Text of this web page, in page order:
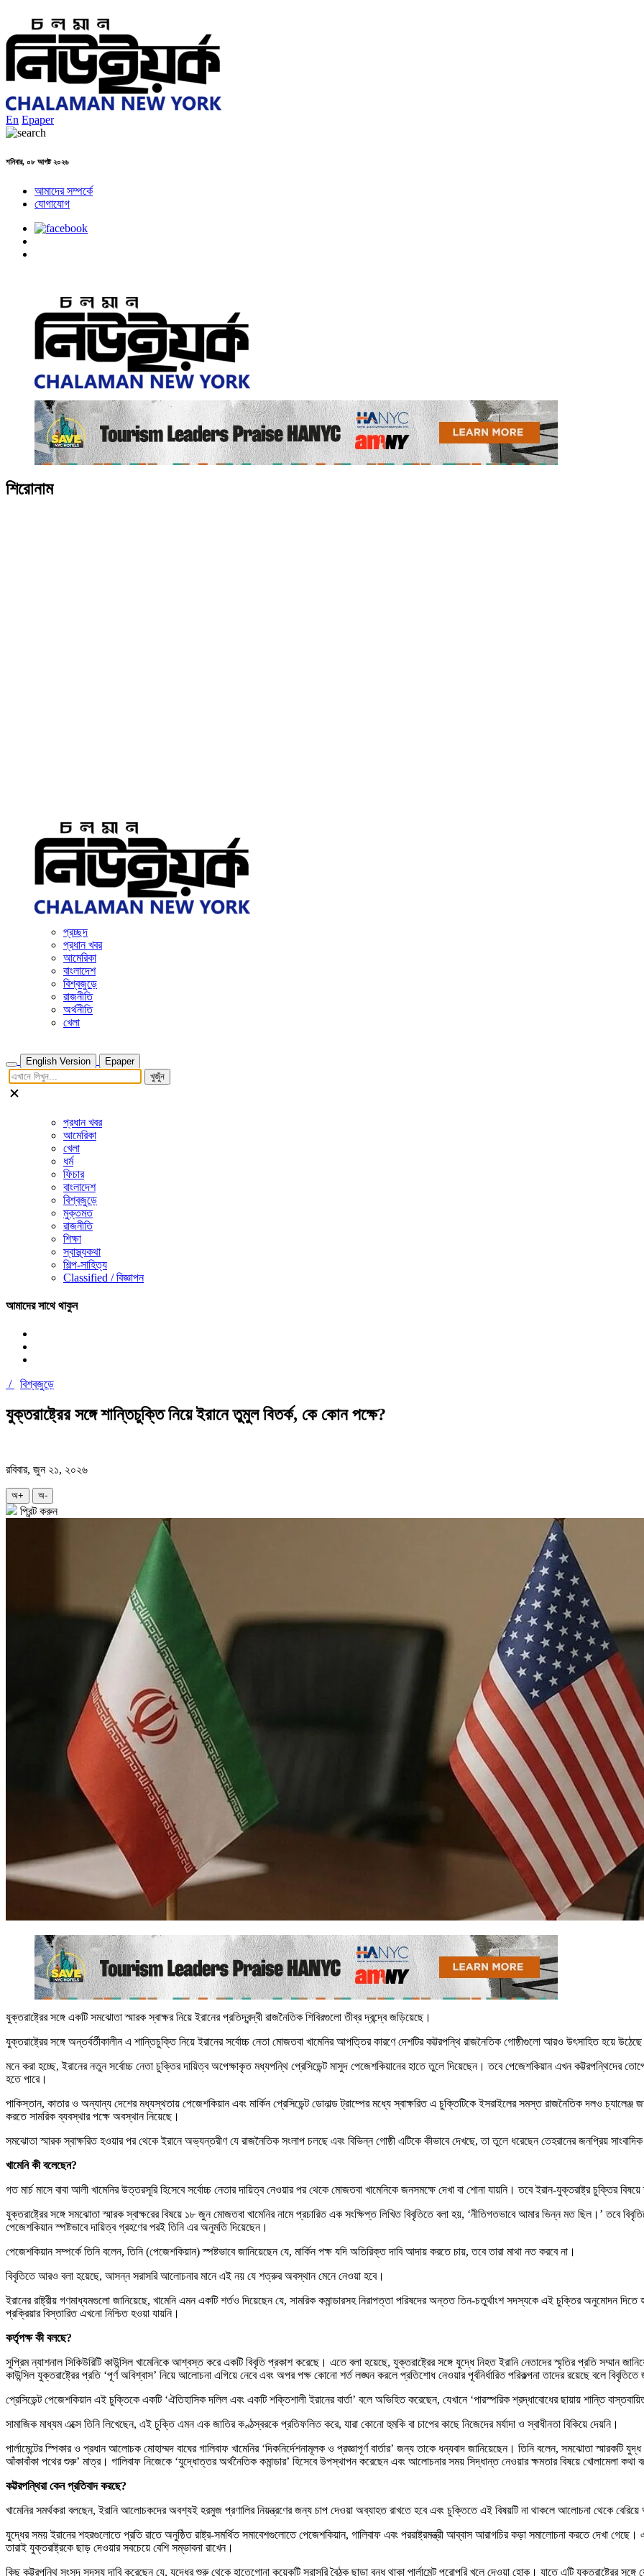
En Epaper
শনিবার, ০৮ আগষ্ট ২০২৬
আমাদের সম্পর্কে
যোগাযোগ
শিরোনাম
প্রচ্ছদ
প্রধান খবর
আমেরিকা
বাংলাদেশ
বিশ্বজুড়ে
রাজনীতি
অর্থনীতি
খেলা
English Version
Epaper
খুজুঁন
প্রধান খবর
আমেরিকা
খেলা
ধর্ম
ফিচার
বাংলাদেশ
বিশ্বজুড়ে
মুক্তমত
রাজনীতি
শিক্ষা
স্বাস্থ্যকথা
শিল্প-সাহিত্য
Classified / বিজ্ঞাপন
আমাদের সাথে থাকুন
/ বিশ্বজুড়ে
যুক্তরাষ্ট্রের সঙ্গে শান্তিচুক্তি নিয়ে ইরানে তুমুল বিতর্ক, কে কোন পক্ষে?
রবিবার, জুন ২১, ২০২৬
অ+ অ-
প্রিন্ট করুন
যুক্তরাষ্ট্রের সঙ্গে একটি সমঝোতা স্মারক স্বাক্ষর নিয়ে ইরানের প্রতিদ্বন্দ্বী রাজনৈতিক শিবিরগুলো তীব্র দ্বন্দ্বে জড়িয়েছে।
যুক্তরাষ্ট্রের সঙ্গে অন্তর্বর্তীকালীন এ শান্তিচুক্তি নিয়ে ইরানের সর্বোচ্চ নেতা মোজতবা খামেনির আপত্তির কারণে দেশটির কট্টরপন্থি রাজনৈতিক গোষ্ঠীগুলো আরও উৎসাহিত হয়ে
মনে করা হচ্ছে, ইরানের নতুন সর্বোচ্চ নেতা চুক্তির দায়িত্ব অপেক্ষাকৃত মধ্যপন্থি প্রেসিডেন্ট মাসুদ পেজেশকিয়ানের হাতে তুলে দিয়েছেন। তবে পেজেশকিয়ান এখন কট্টরপন্থিদের
হতে পারে।
পাকিস্তান, কাতার ও অন্যান্য দেশের মধ্যস্থতায় পেজেশকিয়ান এবং মার্কিন প্রেসিডেন্ট ডোনাল্ড ট্রাম্পের মধ্যে স্বাক্ষরিত এ চুক্তিটিকে ইসরাইলের সমস্ত রাজনৈতিক দলও চ্যালেঞ্জ
করতে সামরিক ব্যবস্থার পক্ষে অবস্থান নিয়েছে।
সমঝোতা স্মারক স্বাক্ষরিত হওয়ার পর থেকে ইরানে অভ্যন্তরীণ যে রাজনৈতিক সংলাপ চলছে এবং বিভিন্ন গোষ্ঠী এটিকে কীভাবে দেখছে, তা তুলে ধরেছেন তেহরানের জনপ্রিয় সাংবাদিক
খামেনি কী বলেছেন?
গত মার্চ মাসে বাবা আলী খামেনির উত্তরসূরি হিসেবে সর্বোচ্চ নেতার দায়িত্ব নেওয়ার পর থেকে মোজতবা খামেনিকে জনসমক্ষে দেখা বা শোনা যায়নি। তবে ইরান-যুক্তরাষ্ট্র চুক্তির
যুক্তরাষ্ট্রের সঙ্গে সমঝোতা স্মারক স্বাক্ষরের বিষয়ে ১৮ জুন মোজতবা খামেনির নামে প্রচারিত এক সংক্ষিপ্ত লিখিত বিবৃতিতে বলা হয়, ‘নীতিগতভাবে আমার ভিন্ন মত ছিল।’ তবে
পেজেশকিয়ান স্পষ্টভাবে দায়িত্ব গ্রহণের পরই তিনি এর অনুমতি দিয়েছেন।
পেজেশকিয়ান সম্পর্কে তিনি বলেন, তিনি (পেজেশকিয়ান) স্পষ্টভাবে জানিয়েছেন যে, মার্কিন পক্ষ যদি অতিরিক্ত দাবি আদায় করতে চায়, তবে তারা মাথা নত করবে না।
বিবৃতিতে আরও বলা হয়েছে, আসন্ন সরাসরি আলোচনার মানে এই নয় যে শত্রুর অবস্থান মেনে নেওয়া হবে।
ইরানের রাষ্ট্রীয় গণমাধ্যমগুলো জানিয়েছে, খামেনি এমন একটি শর্তও দিয়েছেন যে, সামরিক কমান্ডারসহ নিরাপত্তা পরিষদের অন্তত তিন-চতুর্থাংশ সদস্যকে এই চুক্তির অনুমোদন
প্রক্রিয়ার বিস্তারিত এখনো নিশ্চিত হওয়া যায়নি।
কর্তৃপক্ষ কী বলছে?
সুপ্রিম ন্যাশনাল সিকিউরিটি কাউন্সিল খামেনিকে আশ্বস্ত করে একটি বিবৃতি প্রকাশ করেছে। এতে বলা হয়েছে, যুক্তরাষ্ট্রের সঙ্গে যুদ্ধে নিহত ইরানি নেতাদের স্মৃতির প্রতি সম্মান
কাউন্সিল যুক্তরাষ্ট্রের প্রতি ‘পূর্ণ অবিশ্বাস’ নিয়ে আলোচনা এগিয়ে নেবে এবং অপর পক্ষ কোনো শর্ত লঙ্ঘন করলে প্রতিশোধ নেওয়ার পূর্বনির্ধারিত পরিকল্পনা তাদের রয়েছে বলে বিবৃতিতে
প্রেসিডেন্ট পেজেশকিয়ান এই চুক্তিকে একটি ‘ঐতিহাসিক দলিল এবং একটি শক্তিশালী ইরানের বার্তা’ বলে অভিহিত করেছেন, যেখানে ‘পারস্পরিক শ্রদ্ধাবোধের ছায়ায় শান্তি
সামাজিক মাধ্যম এক্সে তিনি লিখেছেন, এই চুক্তি এমন এক জাতির কণ্ঠস্বরকে প্রতিফলিত করে, যারা কোনো হুমকি বা চাপের কাছে নিজেদের মর্যাদা ও স্বাধীনতা বিকিয়ে দেয়নি।
পার্লামেন্টের স্পিকার ও প্রধান আলোচক মোহাম্মদ বাঘের গালিবাফ খামেনির ‘দিকনির্দেশনামূলক ও প্রজ্ঞাপূর্ণ বার্তার’ জন্য তাকে ধন্যবাদ জানিয়েছেন। তিনি বলেন, সমঝোতা
আঁকাবাঁকা পথের শুরু’ মাত্র। গালিবাফ নিজেকে ‘যুদ্ধোত্তর অর্থনৈতিক কমান্ডার’ হিসেবে উপস্থাপন করেছেন এবং আলোচনার সময় সিদ্ধান্ত নেওয়ার ক্ষমতার বিষয়ে খোলামেলা কথা
কট্টরপন্থিরা কেন প্রতিবাদ করছে?
খামেনির সমর্থকরা বলছেন, ইরানি আলোচকদের অবশ্যই হরমুজ প্রণালির নিয়ন্ত্রণের জন্য চাপ দেওয়া অব্যাহত রাখতে হবে এবং চুক্তিতে এই বিষয়টি না থাকলে আলোচনা থেকে
যুদ্ধের সময় ইরানের শহরগুলোতে প্রতি রাতে অনুষ্ঠিত রাষ্ট্র-সমর্থিত সমাবেশগুলোতে পেজেশকিয়ান, গালিবাফ এবং পররাষ্ট্রমন্ত্রী আব্বাস আরাগচির কড়া সমালোচনা করতে দেখা
তারাই যুক্তরাষ্ট্রকে ছাড় দেওয়ার সবচেয়ে বেশি সম্ভাবনা রাখেন।
কিছু কট্টরপন্থি সংসদ সদস্য দাবি করেছেন যে, যুদ্ধের শুরু থেকে হাতেগোনা কয়েকটি সরাসরি বৈঠক ছাড়া বন্ধ থাকা পার্লামেন্ট পুরোপুরি খুলে দেওয়া হোক। যাতে এটি যুক্তরাষ্ট্রের